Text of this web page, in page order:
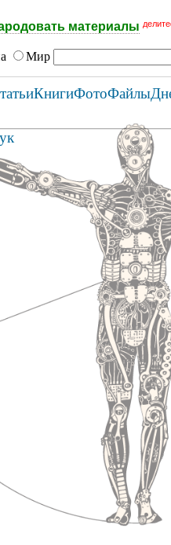
материалы
Мир
КнигиФотоФайлы